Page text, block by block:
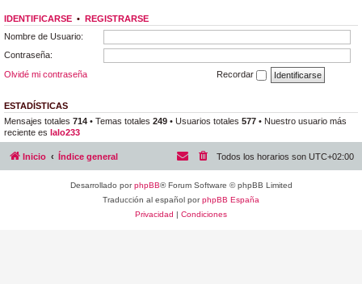
IDENTIFICARSE • REGISTRARSE
Nombre de Usuario:
Contraseña:
Olvidé mi contraseña
Recordar
ESTADÍSTICAS
Mensajes totales 714 • Temas totales 249 • Usuarios totales 577 • Nuestro usuario más
reciente es lalo233
Inicio Índice general Todos los horarios son UTC+02:00
Desarrollado porphpBB® Forum Software © phpBB Limited
Traducción al español porphpBB España
Privacidad | Condiciones